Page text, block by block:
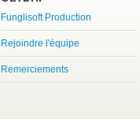
Funglisoft Production
Rejoindre l'équipe
Remerciements